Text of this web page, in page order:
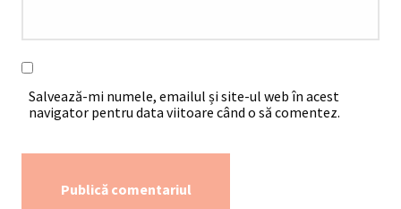
Salvează-mi numele, emailul și site-ul web în acest
navigator pentru data viitoare când o să comentez.